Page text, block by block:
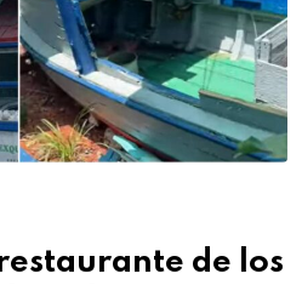
de los